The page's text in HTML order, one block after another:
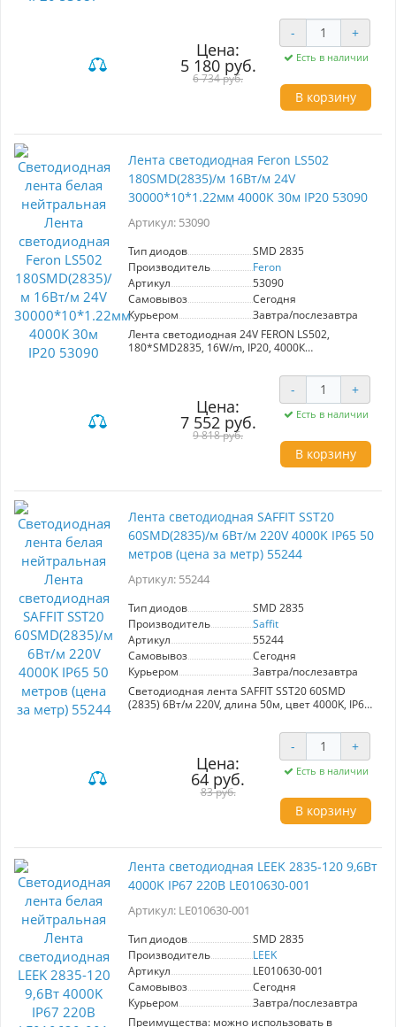
Цена:
5 180 руб.
6 734 руб.
- +
Есть в наличии
В корзину
Лента светодиодная Feron LS502
180SMD(2835)/м 16Вт/м 24V
30000*10*1.22мм 4000К 30м IP20 53090
Артикул: 53090
Тип диодов
SMD 2835
Производитель
Feron
Артикул
53090
Самовывоз
Сегодня
Курьером
Завтра/послезавтра
Лента светодиодная 24V FERON LS502,
180*SMD2835, 16W/m, IP20, 4000К
Цена:
7 552 руб.
9 818 руб.
- +
Есть в наличии
В корзину
Лента светодиодная SAFFIT SST20
60SMD(2835)/м 6Вт/м 220V 4000K IP65 50
метров (цена за метр) 55244
Артикул: 55244
Тип диодов
SMD 2835
Производитель
Saffit
Артикул
55244
Самовывоз
Сегодня
Курьером
Завтра/послезавтра
Светодиодная лента SAFFIT SST20 60SMD
(2835) 6Вт/м 220V, длина 50м, цвет 4000K, IP65.
освещения. Обладает двойным медным слоем
для эффективного теплоотведения и простоты
монтажа, что позволяет избежать ошибок при
установке. Устойчива к сгибам, легко
монтируется, обеспечивает равномерное
нанесение клеевого слоя и обладает
длительным сроком службы. Мощность 6 Вт/м,
60 диодов на метр. Продается кратно 100
Цена:
64 руб.
83 руб.
- +
Есть в наличии
В корзину
Лента светодиодная LEEK 2835-120 9,6Вт
4000K IP67 220В LE010630-001
Артикул: LE010630-001
Тип диодов
SMD 2835
Производитель
LEEK
Артикул
LE010630-001
Самовывоз
Сегодня
Курьером
Завтра/послезавтра
Преимущества: можно использовать в